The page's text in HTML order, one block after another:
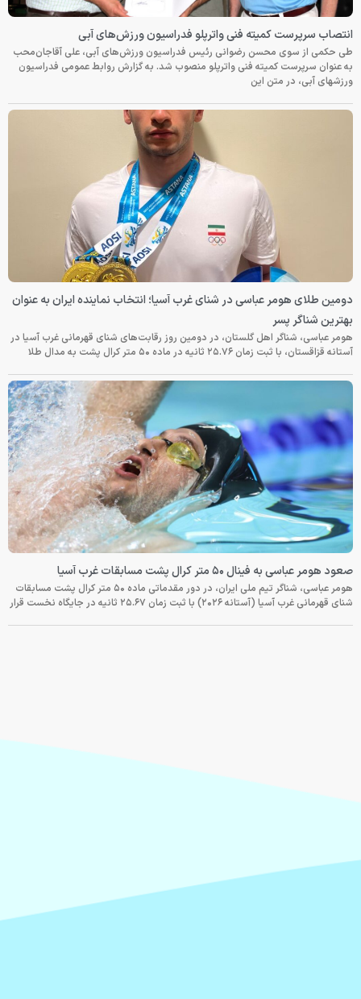
انتصاب سرپرست کمیته فنی واترپلو فدراسیون ورزش‌های آبی
طی حکمی از سوی محسن رضوانی رئیس فدراسیون ورزش‌های آبی، علی آقاجان‌محب
به عنوان سرپرست کمیته فنی واترپلو منصوب شد. به گزارش روابط عمومی فدراسیون
ورزشهای آبی، در متن این
دومین طلای هومر عباسی در شنای غرب آسیا؛ انتخاب نماینده ایران به عنوان
بهترین شناگر پسر
هومر عباسی، شناگر اهل گلستان، در دومین روز رقابت‌های شنای قهرمانی غرب آسیا در
آستانه قزاقستان، با ثبت زمان ۲۵.۷۶ ثانیه در ماده ۵۰ متر کرال پشت به مدال طلا
صعود هومر عباسی به فینال ۵۰ متر کرال پشت مسابقات غرب آسیا
هومر عباسی، شناگر تیم ملی ایران، در دور مقدماتی ماده ۵۰ متر کرال پشت مسابقات
شنای قهرمانی غرب آسیا (آستانه ۲۰۲۶) با ثبت زمان ۲۵.۶۷ ثانیه در جایگاه نخست قرار